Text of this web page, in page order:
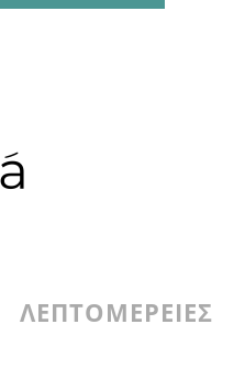
ΛΕΠΤΟΜΕΡΕΙΕΣ